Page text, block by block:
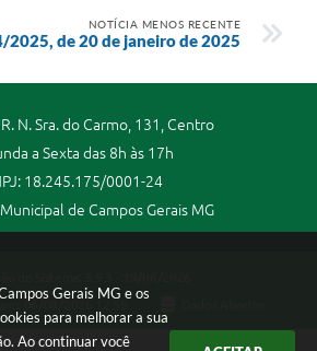
Gerais MG e os
para melhorar a sua
Ao continuar você
NOTÍCIA MENOS RECENTE
2025, de 20 de janeiro de 2025
N. Sra. do Carmo, 131, Centro
a Sexta das 8h às 17h
18.245.175/0001-24
de Campos Gerais MG
06/08/2026 12:59